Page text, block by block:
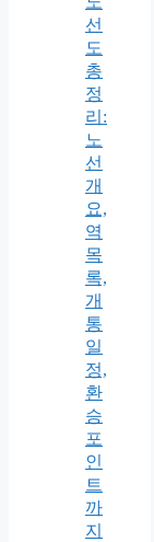
선
도
총
정
리:
노
선
개
요,
역
목
록,
개
통
일
정,
환
승
포
인
트
까
지